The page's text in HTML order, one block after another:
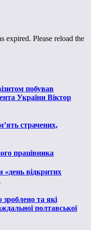
expired. Please reload the
побував
України Віктор
страчених,
працівника
відкритих
та які
полтавської